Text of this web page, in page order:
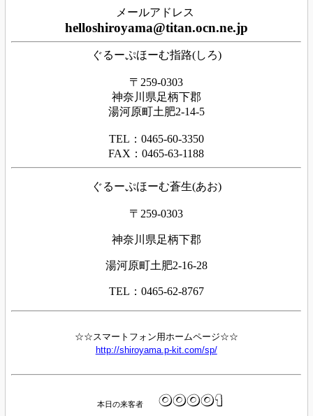
メールアドレス
helloshiroyama@titan.ocn.ne.jp
ぐるーぷほーむ指路(しろ)
〒259-0303
神奈川県足柄下郡
湯河原町土肥2-14-5
TEL：0465-60-3350
FAX：0465-63-1188
ぐるーぷほーむ蒼生(あお)
〒259-0303
神奈川県足柄下郡
湯河原町土肥2-16-28
TEL：0465-62-8767
☆☆スマートフォン用ホームページ☆☆
http://shiroyama.p-kit.com/sp/
本日の来客者